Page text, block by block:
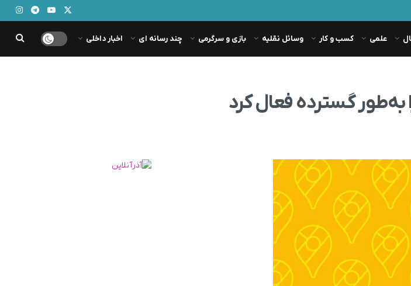
علمی کسب و کار وسائل نقلیه بازی و سرگرمی چند رسانه ای اخبار داخلی
به‌طور گسترده فعال کرد